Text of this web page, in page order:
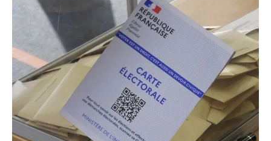
France
Guadeloupe
Guyane
Histoire
La
Réunion
Martinique